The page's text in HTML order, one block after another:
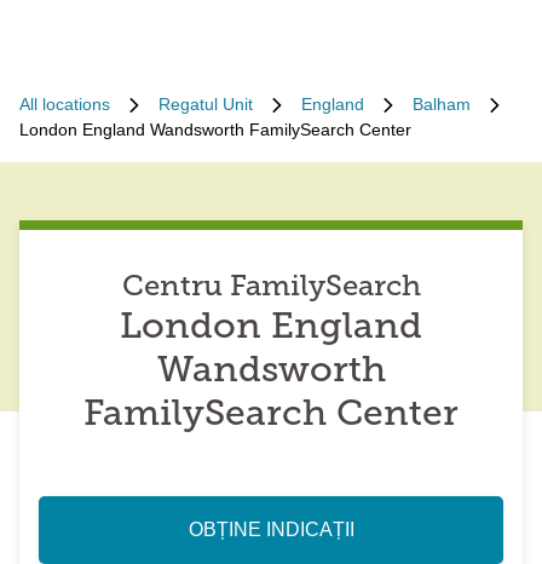
All locations Regatul Unit England
Balham
London England Wandsworth FamilySearch Center
Centru FamilySearch
London England
Wandsworth
FamilySearch Center
OBȚINE INDICAȚII